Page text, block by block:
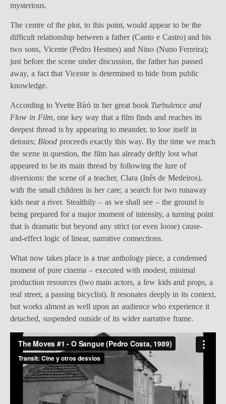
mysterious.
The centre of the plot, to this point, would appear to be the
difficult relationship between a father (Canto e Castro) and his
two sons, Vicente (Pedro Hestnes) and Nino (Nuno Ferreira);
just before the scene under discussion, the father has passed
away, a fact that Vicente is determined to hide from public
knowledge.
According to Yvette Bíró in her great book Turbulence and
Flow in Film, one key way that a film finds and reaches its
deepest thread is by appearing to meander, to lose itself in
detours; Bloodproceeds exactly this way. By the time we reach
the scene in question, the film has already deftly lost what
appeared to be its main thread by following the lure of
diversions: the scene of a teacher, Clara (Inês de Medeiros),
with the small children in her care; a search for two runaway
kids near a river. Stealthily – as we shall see – the ground is
being prepared for a major moment of intensity, a turning point
that is dramatic but beyond any strict (or even loose) cause-
and-effect logic of linear, narrative connections.
What now takes place is a true anthology piece, a condensed
moment of pure cinema – executed with modest, minimal
production resources (two main actors, a few kids and props, a
real street, a passing bicyclist). It resonates deeply in its context,
but works almost as well upon an audience who experience it
detached, suspended outside of its wider narrative frame.